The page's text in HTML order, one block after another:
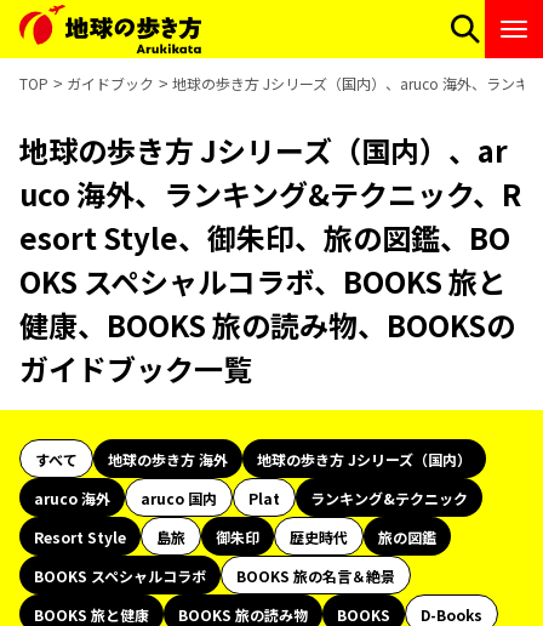
TOP ガイドブック 地球の歩き方 Jシリーズ（国内）、aruco 海外、ランキ
地球の歩き方 Jシリーズ（国内）、ar
uco 海外、ランキング&テクニック、R
esort Style、御朱印、旅の図鑑、BO
OKS スペシャルコラボ、BOOKS 旅と
健康、BOOKS 旅の読み物、BOOKSの
ガイドブック一覧
すべて 地球の歩き方 海外
地球の歩き方 Jシリーズ（国内）
aruco 海外
aruco 国内 Plat
ランキング&テクニック
Resort Style
島旅 御朱印 歴史時代
旅の図鑑
BOOKS スペシャルコラボ
BOOKS 旅の名言＆絶景
BOOKS 旅と健康
BOOKS 旅の読み物 BOOKS
D-Books